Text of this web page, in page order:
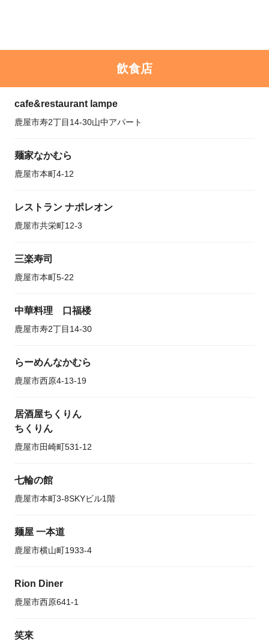
飲食店
cafe&restaurant lampe
鹿屋市寿2丁目14-30山中アパート
麺家なかむら
鹿屋市本町4-12
レストラン ナポレオン
鹿屋市共栄町12-3
三楽寿司
鹿屋市本町5-22
中華料理 口福楼
鹿屋市寿2丁目14-30
らーめんなかむら
鹿屋市西原4-13-19
居酒屋ちくりん
ちくりん
鹿屋市田崎町531-12
七輪の館
鹿屋市本町3-8SKYビル1階
麺屋 一本道
鹿屋市横山町1933-4
Rion Diner
鹿屋市西原641-1
笑來